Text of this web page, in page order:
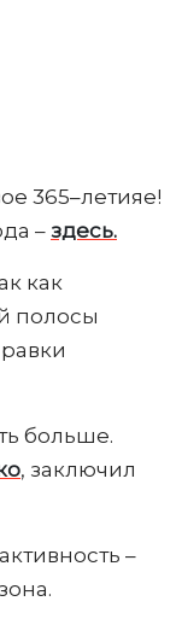
365–летияе!
– здесь.
как
полосы
больше.
, заключил
–